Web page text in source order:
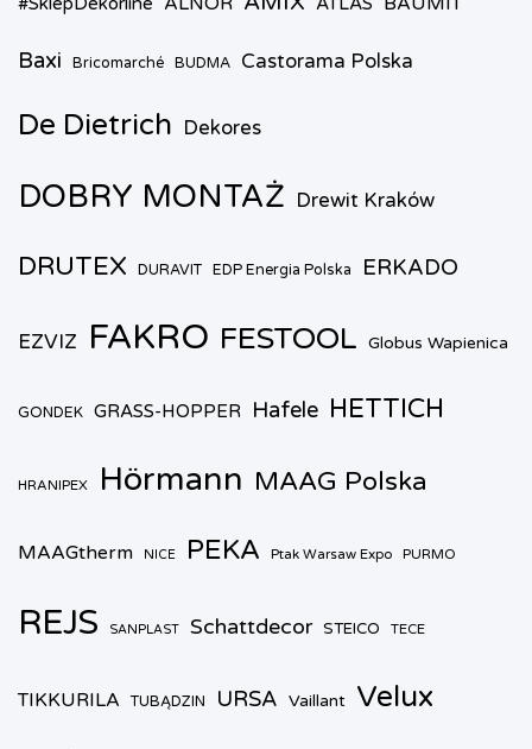
Baxi Bricomarché BUDMA Castorama Polska
De Dietrich Dekores
DOBRY MONTAŻ Drewit Kraków
DRUTEX DURAVIT EDP Energia Polska ERKADO
EZVIZ FAKRO FESTOOL Globus Wapienica
GONDEK GRASS-HOPPER Hafele HETTICH
HRANIPEX Hörmann MAAG Polska
MAAGtherm NICE PEKA Ptak Warsaw Expo PURMO
REJS SANPLAST Schattdecor STEICO TECE
TIKKURILA TUBĄDZIN URSA Vaillant Velux